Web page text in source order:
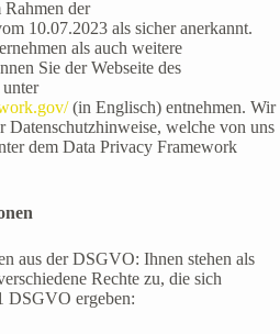
der
10.07.2023 als sicher anerkannt.
als auch weitere
Sie der Webseite des
(in Englisch) entnehmen. Wir
Datenschutzhinweise, welche von uns
dem Data Privacy Framework
aus der DSGVO: Ihnen stehen als
Rechte zu, die sich
DSGVO ergeben: